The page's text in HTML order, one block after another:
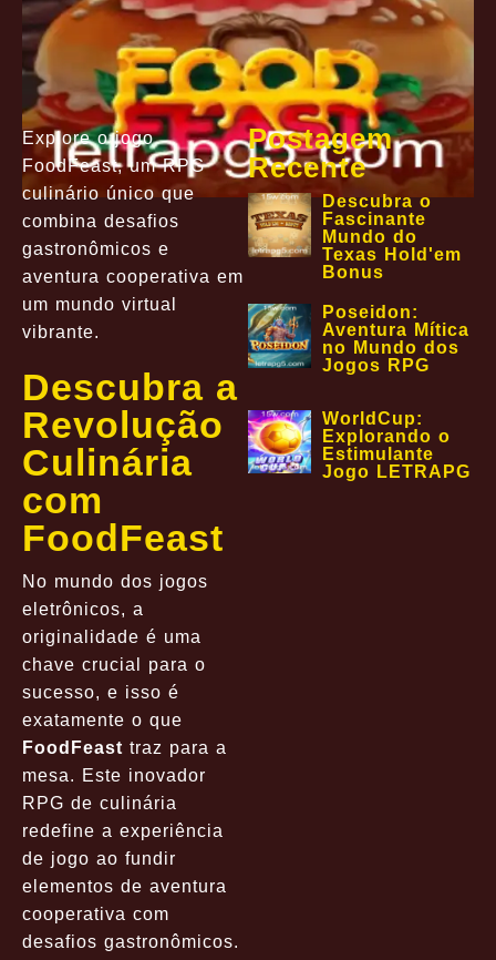
Explore o jogo
FoodFeast, um RPG
culinário único que
combina desafios
gastronômicos e
aventura cooperativa em
um mundo virtual
vibrante.
Descubra a
Revolução
Culinária
com
FoodFeast
No mundo dos jogos
eletrônicos, a
originalidade é uma
chave crucial para o
sucesso, e isso é
exatamente o que
FoodFeast traz para a
mesa. Este inovador
RPG de culinária
redefine a experiência
de jogo ao fundir
elementos de aventura
cooperativa com
desafios gastronômicos.
Postagem
Recente
Descubra o
Fascinante
Mundo do
Texas Hold'em
Bonus
Poseidon:
Aventura Mítica
no Mundo dos
Jogos RPG
WorldCup:
Explorando o
Estimulante
Jogo LETRAPG